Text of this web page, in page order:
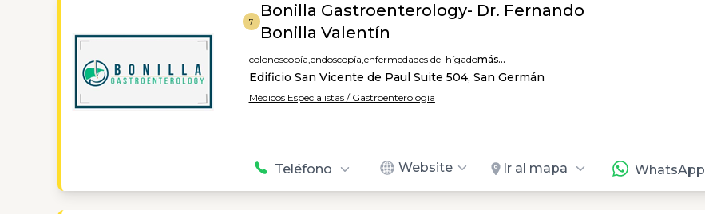
7
Bonilla Gastroenterology- Dr. Fernando
Bonilla Valentín
colonoscopía,endoscopía,enfermedades del hígadomás...
Edificio San Vicente de Paul Suite 504, San Germán
Médicos Especialistas / Gastroenterología
Teléfono Website Ir al mapa WhatsApp